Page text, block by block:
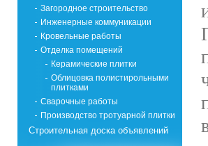
Загородное строительство
Инженерные коммуникации
Кровельные работы
Отделка помещений
Керамические плитки
Облицовка полистирольными
плитками
Сварочные работы
Производство тротуарной плитки
Строительная доска объявлений